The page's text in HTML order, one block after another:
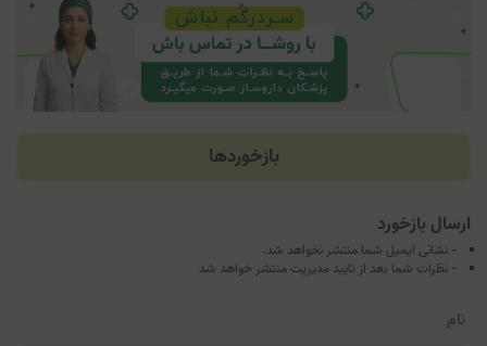
بازخوردها
ارسال بازخورد
- نشانی ایمیل شما منتشر نخواهد شد.
- نظرات شما بعد از تایید مدیریت منتشر خواهد شد
نام